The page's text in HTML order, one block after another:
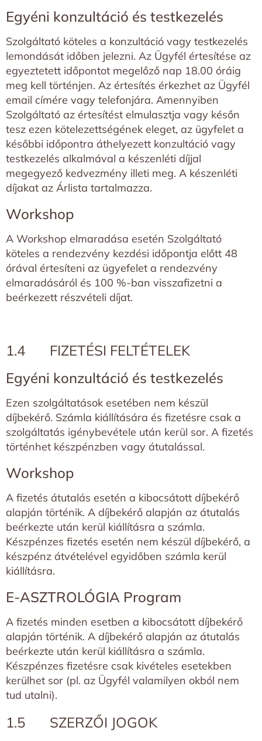
Egyéni konzultáció és testkezelés
Szolgáltató köteles a konzultáció vagy testkezelés
lemondását időben jelezni. Az Ügyfél értesítése az
egyeztetett időpontot megelőző nap 18.00 óráig
meg kell történjen. Az értesítés érkezhet az Ügyfél
email címére vagy telefonjára. Amennyiben
Szolgáltató az értesítést elmulasztja vagy későn
tesz ezen kötelezettségének eleget, az ügyfelet a
későbbi időpontra áthelyezett konzultáció vagy
testkezelés alkalmával a készenléti díjjal
megegyező kedvezmény illeti meg. A készenléti
díjakat az Árlista tartalmazza.
Workshop
A Workshop elmaradása esetén Szolgáltató
köteles a rendezvény kezdési időpontja előtt 48
órával értesíteni az ügyefelet a rendezvény
elmaradásáról és 100 %-ban visszafizetni a
beérkezett részvételi díjat.
1.4 FIZETÉSI FELTÉTELEK
Egyéni konzultáció és testkezelés
Ezen szolgáltatások esetében nem készül
díjbekérő. Számla kiállítására és fizetésre csak a
szolgáltatás igénybevétele után kerül sor. A fizetés
történhet készpénzben vagy átutalással.
Workshop
A fizetés átutalás esetén a kibocsátott díjbekérő
alapján történik. A díjbekérő alapján az átutalás
beérkezte után kerül kiállításra a számla.
Készpénzes fizetés esetén nem készül díjbekérő, a
készpénz átvételével egyidőben számla kerül
kiállításra.
E-ASZTROLÓGIA Program
A fizetés minden esetben a kibocsátott díjbekérő
alapján történik. A díjbekérő alapján az átutalás
beérkezte után kerül kiállításra a számla.
Készpénzes fizetésre csak kivételes esetekben
kerülhet sor (pl. az Ügyfél valamilyen okból nem
tud utalni).
1.5 SZERZŐI JOGOK